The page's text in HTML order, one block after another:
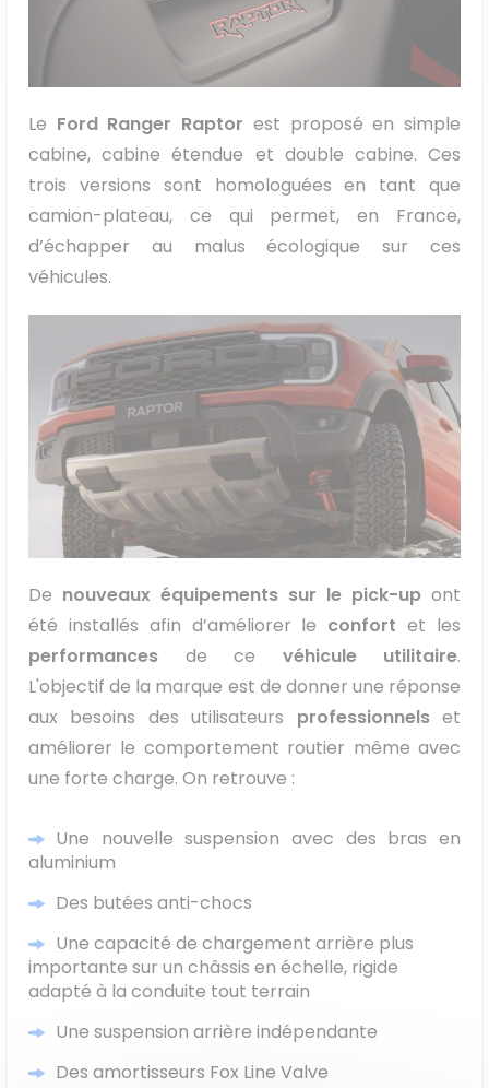
Le Ford Ranger Raptor est proposé en simple
cabine, cabine étendue et double cabine. Ces
trois versions sont homologuées en tant que
camion-plateau, ce qui permet, en France,
d’échapper au malus écologique sur ces
véhicules.
De nouveaux équipements sur le pick-up ont
été installés afin d’améliorer le confort et les
performances de ce véhicule utilitaire.
L'objectif de la marque est de donner une réponse
aux besoins des utilisateurs professionnelset
améliorer le comportement routier même avec
une forte charge. On retrouve :
Une nouvelle suspension avec des bras en
aluminium
Des butées anti-chocs
Une capacité de chargement arrière plus
importante sur un châssis en échelle, rigide
adapté à la conduite tout terrain
Une suspension arrière indépendante
Des amortisseurs Fox Line Valve